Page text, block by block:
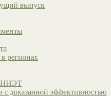
выпуск
регионах
с доказанной эффективностью